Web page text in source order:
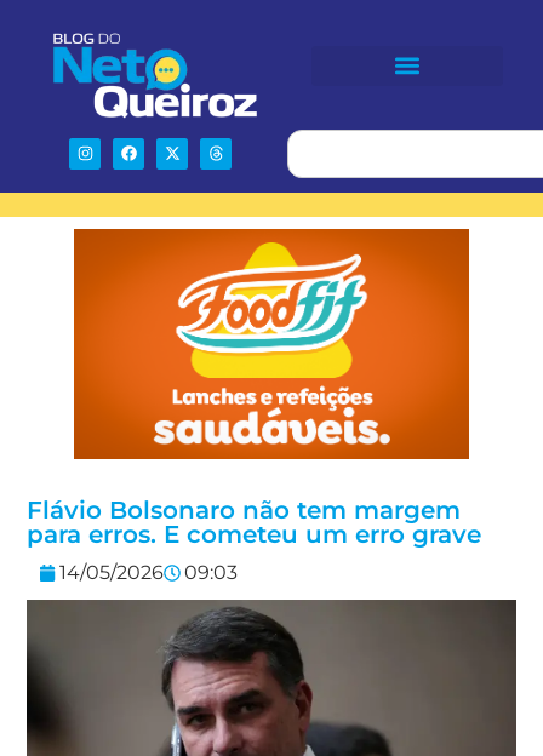
Flávio Bolsonaro não tem margem
para erros. E cometeu um erro grave
14/05/2026 09:03